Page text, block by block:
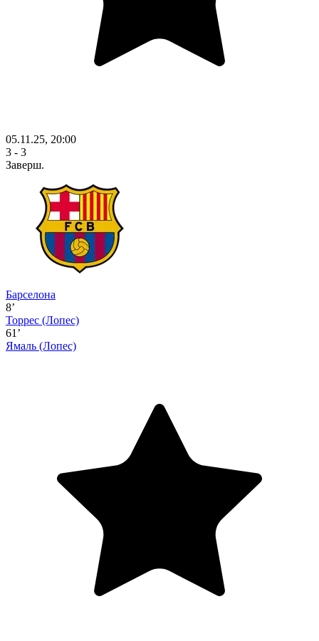
05.11.25, 20:00
3 - 3
Заверш.
Барселона
8’
Торрес (Лопес)
61’
Ямаль (Лопес)